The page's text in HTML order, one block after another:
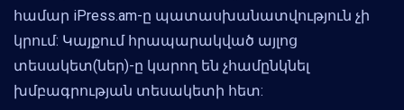
համար iPress.am-ը պատասխանատվություն չի
կրում: Կայքում հրապարակված այլոց
տեսակետ(ներ)-ը կարող են չհամընկնել
խմբագրության տեսակետի հետ: